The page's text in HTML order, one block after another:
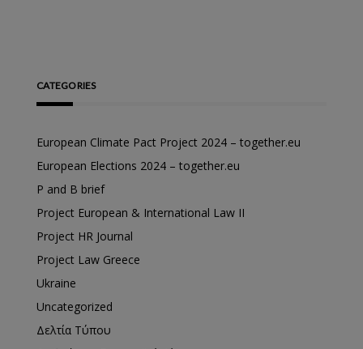
CATEGORIES
European Climate Pact Project 2024 – together.eu
European Elections 2024 – together.eu
P and B brief
Project European & International Law II
Project HR Journal
Project Law Greece
Ukraine
Uncategorized
Δελτία Τύπου